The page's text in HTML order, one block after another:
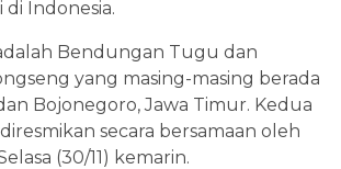
di Indonesia.
Bendungan Tugu dan
yang masing-masing berada
Bojonegoro, Jawa Timur. Kedua
secara bersamaan oleh
(30/11) kemarin.